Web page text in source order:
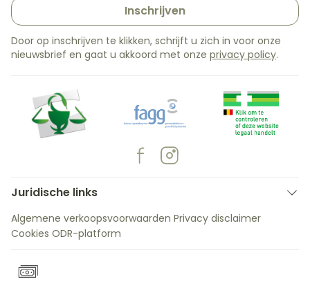
Inschrijven
Door op inschrijven te klikken, schrijft u zich in voor onze
nieuwsbrief en gaat u akkoord met onze privacy policy.
Juridische links
Algemene verkoopsvoorwaarden Privacy disclaimer
Cookies ODR-platform